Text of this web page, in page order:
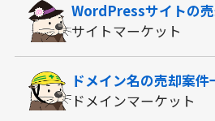
WordPressサイトの
サイトマーケット
ドメイン名の売却案件
ドメインマーケット